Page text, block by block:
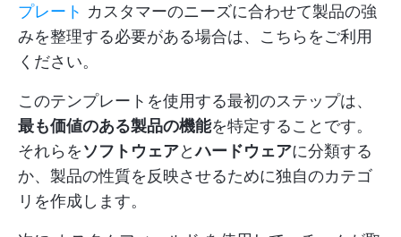
プレート カスタマーのニーズに合わせて製品の強
みを整理する必要がある場合は、こちらをご利用
ください。
このテンプレートを使用する最初のステップは、
最も価値のある製品の機能を特定することです。
それらをソフトウェアとハードウェアに分類する
か、製品の性質を反映させるために独自のカテゴ
リを作成します。